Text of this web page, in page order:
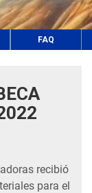
FAQ
recibió
para el